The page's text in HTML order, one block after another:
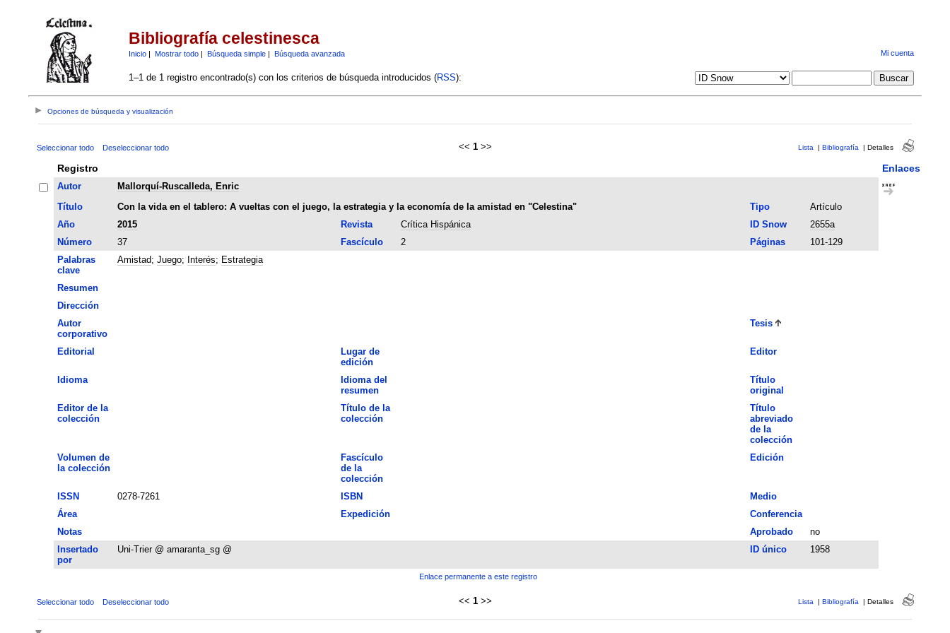
Bibliografía celestinesca
Inicio| Mostrar todo| Búsqueda simple| Búsqueda avanzada Mi cuenta
1–1 de 1 registro encontrado(s) con los criterios de búsqueda introducidos (RSS):
Opciones de búsqueda y visualización
Seleccionar todo Deseleccionar todo << 1 >> Lista | Bibliografía | Detalles
Registro Enlaces
Autor
Mallorquí-Ruscalleda, Enric
Título
Con la vida en el tablero: A vueltas con el juego, la estrategia y la economía de la amistad en "Celestina" Tipo
Artículo
Año
2015 Revista Crítica Hispánica ID Snow
2655a
Número
37 Fascículo 2 Páginas
101-129
Palabras
clave
Amistad; Juego; Interés; Estrategia
Resumen
Dirección
Autor
corporativo
Tesis
Editorial
Lugar de
edición
Editor
Idioma
Idioma del
resumen
Título
original
Editor de la
colección
Título de la
colección
Título
abreviado
de la
colección
Volumen de
la colección
Fascículo
de la
colección
Edición
ISSN 0278-7261 ISBN
Medio
Área
Expedición
Conferencia
Notas
Aprobado
no
Insertado
por
Uni-Trier @ amaranta_sg @ ID único 1958
Enlace permanente a este registro
Seleccionar todo Deseleccionar todo << 1 >> Lista | Bibliografía | Detalles